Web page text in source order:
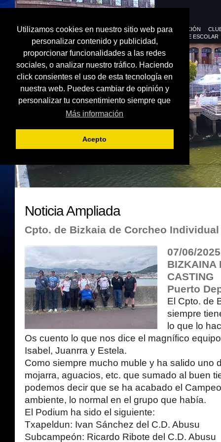
Utilizamos cookies en nuestro sitio web para
personalizar contenido y publicidad,
proporcionar funcionalidades a las redes
sociales, o analizar nuestro tráfico. Haciendo
click consientes el uso de esta tecnología en
nuestra web. Puedes cambiar de opinión y
personalizar tu consentimiento siempre que
Más información
Acepto
FEDERACIÓN
DEPORTE ESCOLAR
Noticia Ampliada
Cpto. de Bizkaia de Corcheo Individual
07/06/
BIZKAINA
CASTING
Puerto
El Cpto. de
siempre
lo que lo
Os cuento lo que nos dice el magnífico
Isabel, Juanrra y Estela.
Como siempre mucho muble y ha salido uno
mojarra, aguacios, etc. que sumado al buen
podemos decir que se ha acabado el
ambiente, lo normal en el grupo que había.
El Podium ha sido el siguiente:
Txapeldun: Ivan Sánchez del C.D. Abusu
Subcampeón: Ricardo Ribote del C.D. Abusu